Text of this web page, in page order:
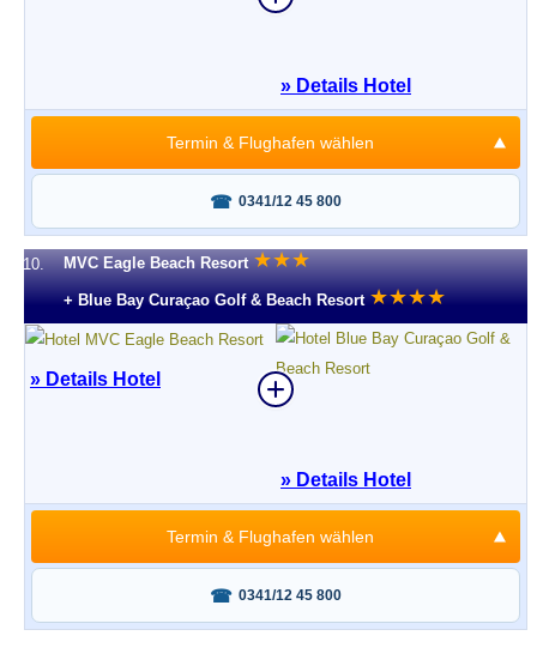
» Details Hotel
0341/12 45 800
Termin & Flughafen wählen
10. MVC Eagle Beach Resort ★★★
+ Blue Bay Curaçao Golf & Beach Resort ★★★★
» Details Hotel
» Details Hotel
0341/12 45 800
Termin & Flughafen wählen